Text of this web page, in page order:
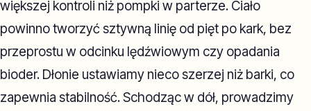
większej kontroli niż pompki w parterze. Ciało
powinno tworzyć sztywną linię od pięt po kark, bez
przeprostu w odcinku lędźwiowym czy opadania
bioder. Dłonie ustawiamy nieco szerzej niż barki, co
zapewnia stabilność. Schodząc w dół, prowadzimy